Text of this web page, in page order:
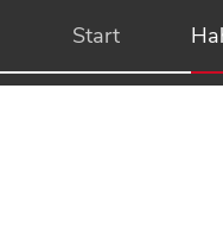
Start